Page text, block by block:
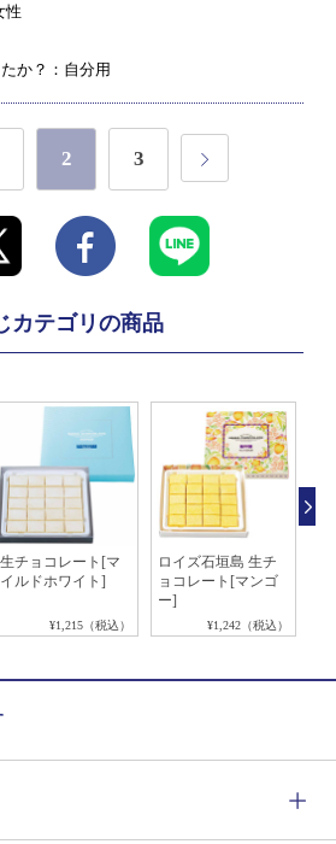
性
か？：自分用
2 3
カテゴリの商品
生チョコレート[マ
イルドホワイト]
¥1,215（税込）
ロイズ石垣島 生チ
ョコレート[マンゴ
ー]
¥1,242（税込）